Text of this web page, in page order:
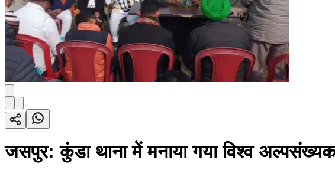
जसपुर: कुंडा थाना में मनाया गया विश्व